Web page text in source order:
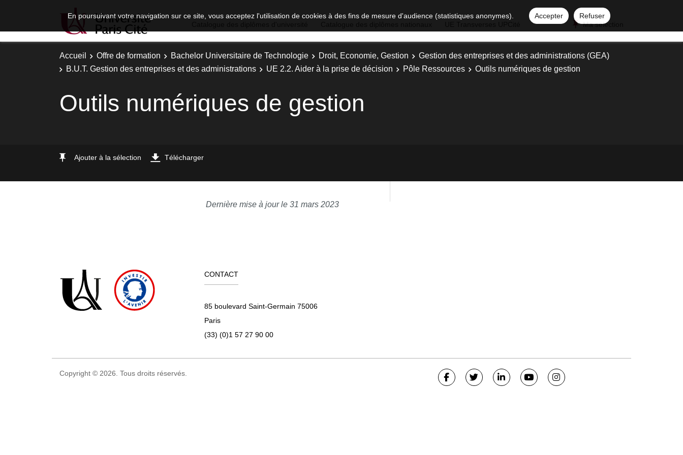
En poursuivant votre navigation sur ce site, vous acceptez l'utilisation de cookies à des fins de mesure d'audience (statistiques anonymes). Accepter
Refuser
Ma sélection
Accueil Offre de formation Bachelor Universitaire de Technologie Droit, Economie, Gestion
Gestion des entreprises et des administrations (GEA)
B.U.T. Gestion des entreprises et des administrations
UE 2.2. Aider à la prise de décision Pôle Ressources Outils numériques de gestion
Outils numériques de gestion
Ajouter à la sélection Télécharger
Dernière mise à jour le 31 mars 2023
CONTACT
85 boulevard Saint-Germain 75006
Paris
(33) (0)1 57 27 90 00
Copyright © 2026. Tous droits réservés.